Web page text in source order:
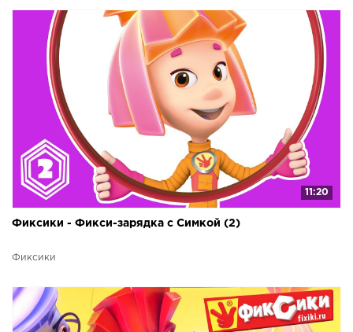
11:20
Фиксики - Фикси-зарядка с Симкой (2)
Фиксики